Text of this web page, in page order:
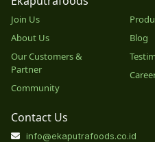
Join Us
About Us
Our Customers &
Partner
Community
Blog
Contact Us
info@ekaputrafoods.co.id